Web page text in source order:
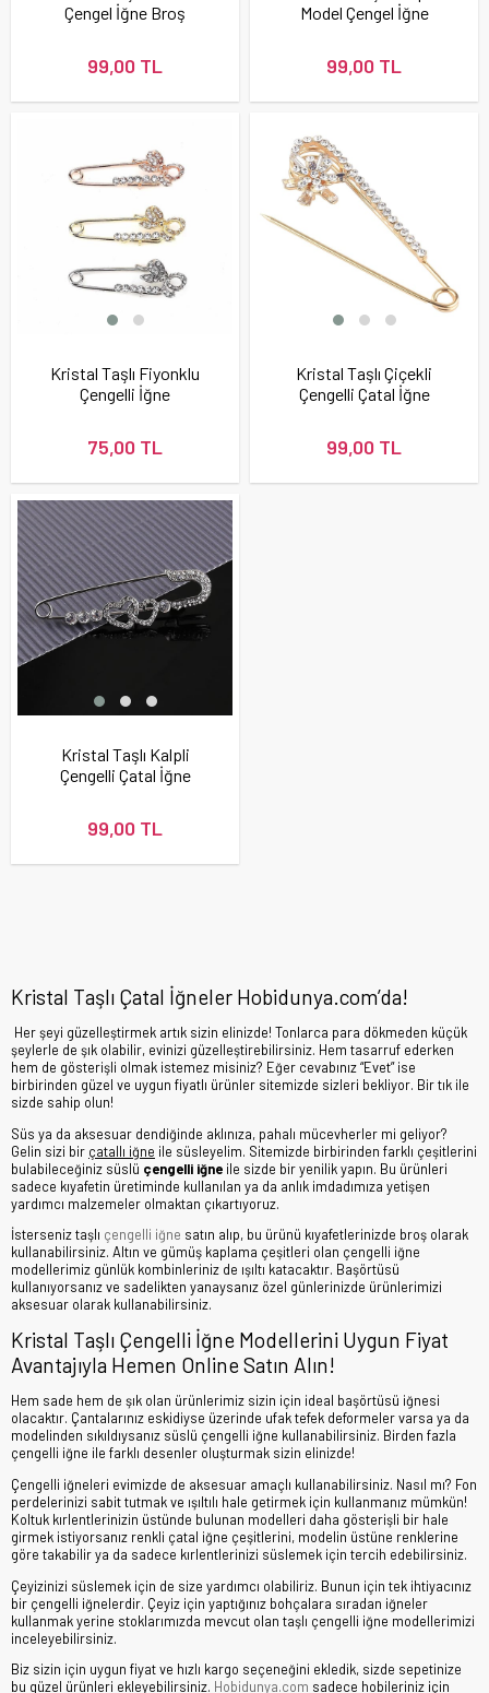
Çengel İğne Broş
99,00 TL
Model Çengel İğne
99,00 TL
Kristal Taşlı Fiyonklu
Çengelli İğne
75,00 TL
Kristal Taşlı Çiçekli
Çengelli Çatal İğne
99,00 TL
Kristal Taşlı Kalpli
Çengelli Çatal İğne
99,00 TL
Kristal Taşlı Çatal İğneler Hobidunya.com’da!
Her şeyi güzelleştirmek artık sizin elinizde! Tonlarca para dökmeden küçük
şeylerle de şık olabilir, evinizi güzelleştirebilirsiniz. Hem tasarruf ederken
hem de gösterişli olmak istemez misiniz? Eğer cevabınız “Evet” ise
birbirinden güzel ve uygun fiyatlı ürünler sitemizde sizleri bekliyor. Bir tık ile
sizde sahip olun!
Süs ya da aksesuar dendiğinde aklınıza, pahalı mücevherler mi geliyor?
Gelin sizi bir çatallı iğne ile süsleyelim. Sitemizde birbirinden farklı çeşitlerini
bulabileceğiniz süslü çengelli iğne ile sizde bir yenilik yapın. Bu ürünleri
sadece kıyafetin üretiminde kullanılan ya da anlık imdadımıza yetişen
yardımcı malzemeler olmaktan çıkartıyoruz.
İsterseniz taşlı çengelli iğne satın alıp, bu ürünü kıyafetlerinizde broş olarak
kullanabilirsiniz. Altın ve gümüş kaplama çeşitleri olan çengelli iğne
modellerimiz günlük kombinleriniz de ışıltı katacaktır. Başörtüsü
kullanıyorsanız ve sadelikten yanaysanız özel günlerinizde ürünlerimizi
aksesuar olarak kullanabilirsiniz.
Kristal Taşlı Çengelli İğne Modellerini Uygun Fiyat
Avantajıyla Hemen Online Satın Alın!
Hem sade hem de şık olan ürünlerimiz sizin için ideal başörtüsü iğnesi
olacaktır. Çantalarınız eskidiyse üzerinde ufak tefek deformeler varsa ya da
modelinden sıkıldıysanız süslü çengelli iğne kullanabilirsiniz. Birden fazla
çengelli iğne ile farklı desenler oluşturmak sizin elinizde!
Çengelli iğneleri evimizde de aksesuar amaçlı kullanabilirsiniz. Nasıl mı? Fon
perdelerinizi sabit tutmak ve ışıltılı hale getirmek için kullanmanız mümkün!
Koltuk kırlentlerinizin üstünde bulunan modelleri daha gösterişli bir hale
girmek istiyorsanız renkli çatal iğne çeşitlerini, modelin üstüne renklerine
göre takabilir ya da sadece kırlentlerinizi süslemek için tercih edebilirsiniz.
Çeyizinizi süslemek için de size yardımcı olabiliriz. Bunun için tek ihtiyacınız
bir çengelli iğnelerdir. Çeyiz için yaptığınız bohçalara sıradan iğneler
kullanmak yerine stoklarımızda mevcut olan taşlı çengelli iğne modellerimizi
inceleyebilirsiniz.
Biz sizin için uygun fiyat ve hızlı kargo seçeneğini ekledik, sizde sepetinize
bu güzel ürünleri ekleyebilirsiniz. Hobidunya.com sadece hobileriniz için